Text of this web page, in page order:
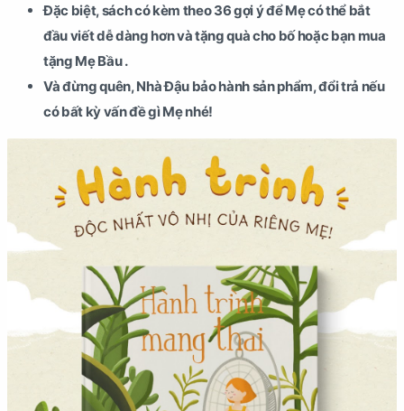
Đặc biệt, sách có kèm theo 36 gợi ý để Mẹ có thể bắt
đầu viết dễ dàng hơn và tặng quà cho bố hoặc bạn mua
tặng Mẹ Bầu .
Và đừng quên, Nhà Đậu bảo hành sản phẩm, đổi trả nếu
có bất kỳ vấn đề gì Mẹ nhé!